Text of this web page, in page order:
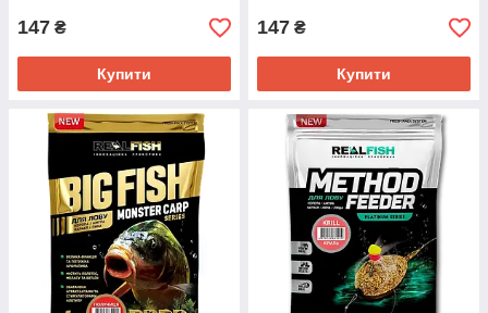
147 ₴
Купити
147 ₴
Купити